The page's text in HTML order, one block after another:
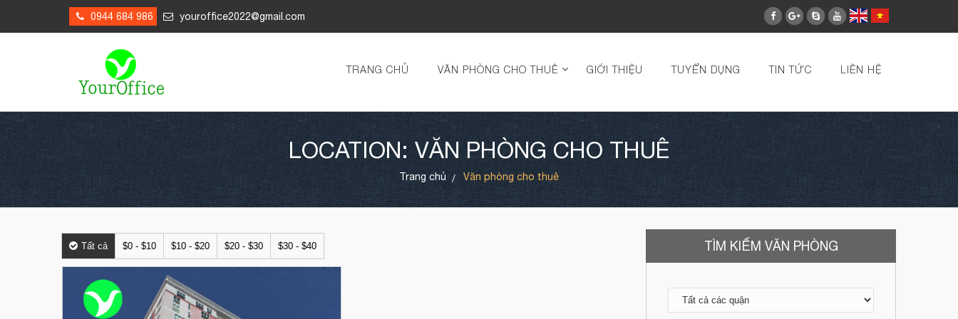
0944 684 986 youroffice2022@gmail.com
TRANG CHỦ VĂN PHÒNG CHO THUÊ GIỚI THIỆU TUYỂN DỤNG TIN TỨC LIÊN HỆ
LOCATION: VĂN PHÒNG CHO THUÊ
Trang chủ Văn phòng cho thuê
TÌM KIẾM VĂN PHÒNG
Tất cả $0 - $10 $10 - $20 $20 - $30 $30 - $40